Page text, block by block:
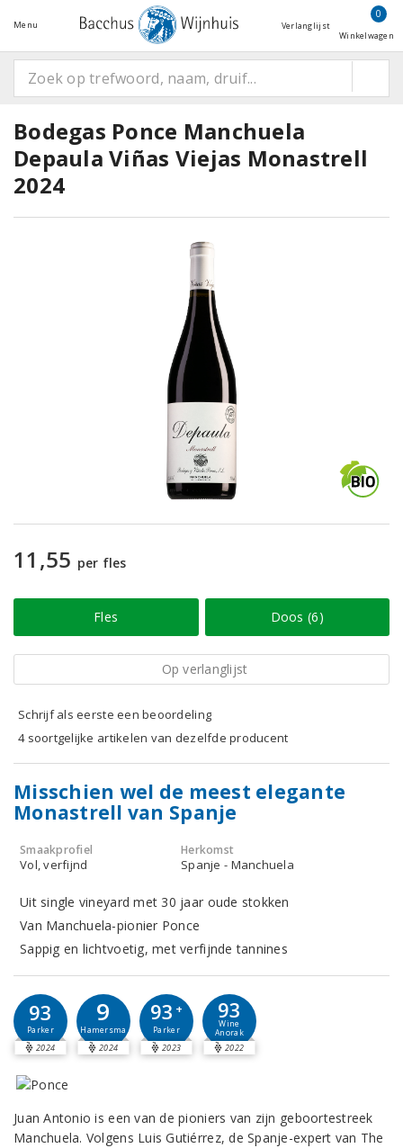
Menu Verlanglijst
0
Winkelwagen
Bodegas Ponce Manchuela
Depaula Viñas Viejas Monastrell
2024
11,55 per fles
Fles Doos (6)
Op verlanglijst
Schrijf als eerste een beoordeling
4 soortgelijke artikelen van dezelfde producent
Misschien wel de meest elegante
Monastrell van Spanje
Smaakprofiel
Vol, verfijnd
Herkomst
Spanje - Manchuela
Uit single vineyard met 30 jaar oude stokken
Van Manchuela-pionier Ponce
Sappig en lichtvoetig, met verfijnde tannines
93
Parker
2024
9
Hamersma
2024
93 +
Parker
2023
93
Wine
Anorak
2022
Juan Antonio is een van de pioniers van zijn geboortestreek
Manchuela. Volgens Luis Gutiérrez, de Spanje-expert van The